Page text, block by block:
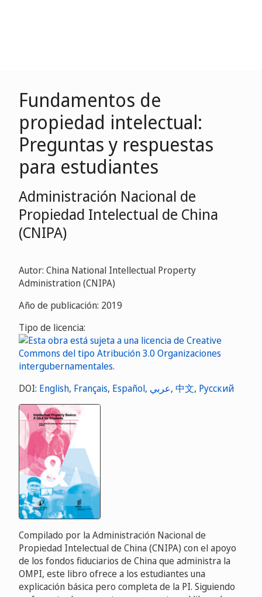
Fundamentos de
propiedad intelectual:
Preguntas y respuestas
para estudiantes
Administración Nacional de
Propiedad Intelectual de China
(CNIPA)
Autor: China National Intellectual Property
Administration (CNIPA)
Año de publicación: 2019
Tipo de licencia:
DOI: English, Français, Español, عربي, 中文, Русский
Compilado por la Administración Nacional de
Propiedad Intelectual de China (CNIPA) con el apoyo
de los fondos fiduciarios de China que administra la
OMPI, este libro ofrece a los estudiantes una
explicación básica pero completa de la PI. Siguiendo